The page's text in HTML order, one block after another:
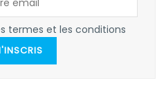
termes et les conditions